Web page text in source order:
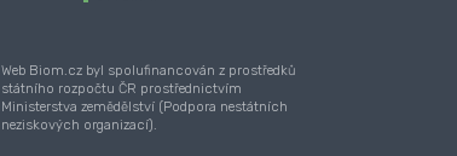
Web Biom.cz byl spolufinancován z prostředků
státního rozpočtu ČR prostřednictvím
Ministerstva zemědělství (Podpora nestátních
neziskových organizací).